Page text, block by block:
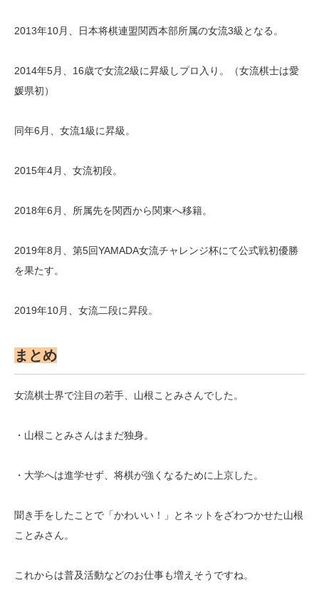
2013年10月、日本将棋連盟関西本部所属の女流3級となる。
2014年5月、16歳で女流2級に昇級しプロ入り。（女流棋士は愛
媛県初）
同年6月、女流1級に昇級。
2015年4月、女流初段。
2018年6月、所属先を関西から関東へ移籍。
2019年8月、第5回YAMADA女流チャレンジ杯にて公式戦初優勝
を果たす。
2019年10月、女流二段に昇段。
まとめ
女流棋士界で注目の若手、山根ことみさんでした。
・山根ことみさんはまだ独身。
・大学へは進学せず、将棋が強くなるために上京した。
聞き手をしたことで「かわいい！」とネットをざわつかせた山根
ことみさん。
これからは普及活動などのお仕事も増えそうですね。